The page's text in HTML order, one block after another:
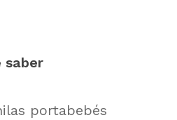
saber
portabebés